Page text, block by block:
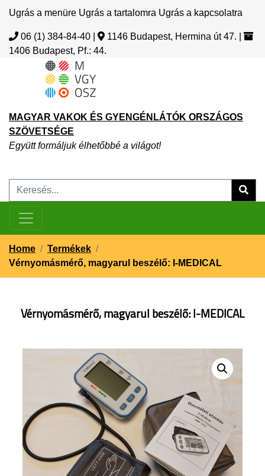
Ugrás a menüre Ugrás a tartalomra Ugrás a kapcsolatra
06 (1) 384-84-40 1146 Budapest, Hermina út 47.
1406 Budapest, Pf.: 44.
MAGYAR VAKOK ÉS GYENGÉNLÁTÓK ORSZÁGOS
SZÖVETSÉGE
Együtt formáljuk élhetőbbé a világot!
Home / Termékek /
Vérnyomásmérő, magyarul beszélő: I-MEDICAL
Vérnyomásmérő, magyarul beszélő: I-MEDICAL